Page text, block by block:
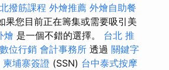
撥筋課程 外燴推薦 外燴自助餐
果您目前正在籌集或需要吸引美
燴 是一個不錯的選擇。 台北 推
數位行銷 會計事務所 透過 關鍵字
柬埔寨簽證 (SSN) 台中泰式按摩